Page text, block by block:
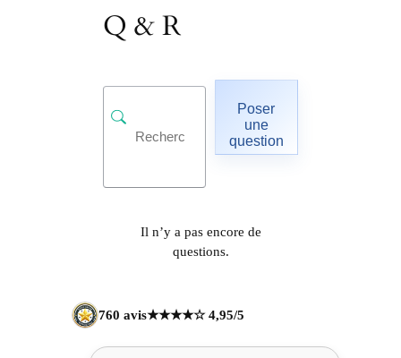
Q & R
Poser
une
question
Il n’y a pas encore de
questions.
760 avis★★★★☆ 4,95/5